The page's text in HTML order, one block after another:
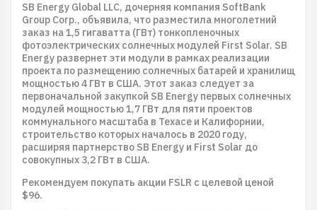
SB Energy Global LLC, дочерняя компания SoftBank
Group Corp., объявила, что разместила многолетний
заказ на 1,5 гигаватта (ГВт) тонкопленочных
фотоэлектрических солнечных модулей First Solar. SB
Energy развернет эти модули в рамках реализации
проекта по размещению солнечных батарей и хранилищ
мощностью 4 ГВт в США. Этот заказ следует за
первоначальной закупкой SB Energy первых солнечных
модулей мощностью 1,7 ГВт для пяти проектов
коммунального масштаба в Техасе и Калифорнии,
строительство которых началось в 2020 году,
расширяя партнерство SB Energy и First Solar до
совокупных 3,2 ГВт в США.
Рекомендуем покупать акции FSLR с целевой ценой
$96.